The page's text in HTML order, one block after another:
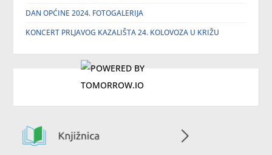
DAN OPĆINE 2024. FOTOGALERIJA
KONCERT PRLJAVOG KAZALIŠTA 24. KOLOVOZA U KRIŽU